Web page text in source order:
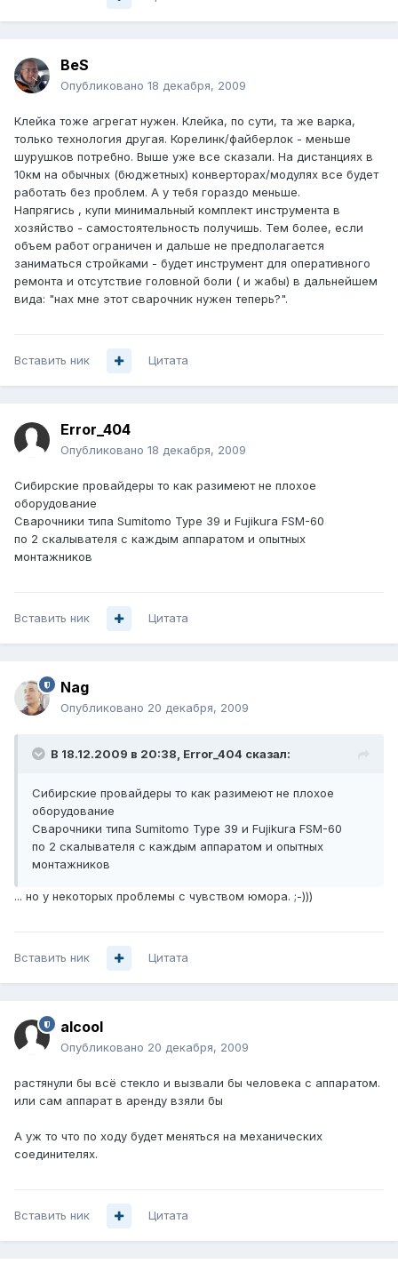
BeS
Опубликовано 18 декабря, 2009
Клейка тоже агрегат нужен. Клейка, по сути, та же варка,
только технология другая. Корелинк/файберлок - меньше
шурушков потребно. Выше уже все сказали. На дистанциях в
10км на обычных (бюджетных) конверторах/модулях все будет
работать без проблем. А у тебя гораздо меньше.
Напрягись , купи минимальный комплект инструмента в
хозяйство - самостоятельность получишь. Тем более, если
объем работ ограничен и дальше не предполагается
заниматься стройками - будет инструмент для оперативного
ремонта и отсутствие головной боли ( и жабы) в дальнейшем
вида: "нах мне этот сварочник нужен теперь?".
Вставить ник Цитата
Error_404
Опубликовано 18 декабря, 2009
Сибирские провайдеры то как разимеют не плохое
оборудование
Сварочники типа Sumitomo Type 39 и Fujikura FSM-60
по 2 скалывателя с каждым аппаратом и опытных
монтажников
Вставить ник Цитата
Nag
Опубликовано 20 декабря, 2009
В 18.12.2009 в 20:38, Error_404 сказал:
Сибирские провайдеры то как разимеют не плохое
оборудование
Сварочники типа Sumitomo Type 39 и Fujikura FSM-60
по 2 скалывателя с каждым аппаратом и опытных
монтажников
... но у некоторых проблемы с чувством юмора. ;-)))
Вставить ник Цитата
alcool
Опубликовано 20 декабря, 2009
растянули бы всё стекло и вызвали бы человека с аппаратом.
или сам аппарат в аренду взяли бы
А уж то что по ходу будет меняться на механических
соединителях.
Вставить ник Цитата